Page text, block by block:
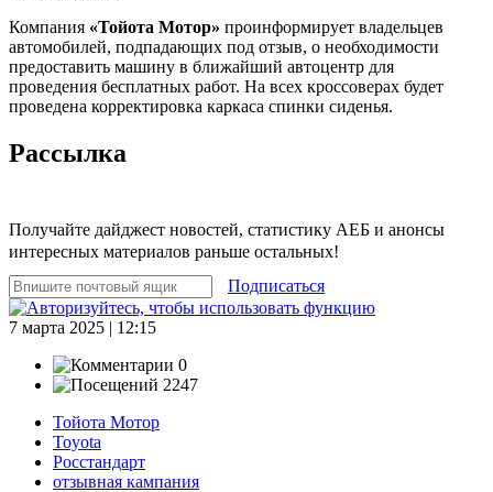
Компания «Тойота Мотор» проинформирует владельцев
автомобилей, подпадающих под отзыв, о необходимости
предоставить машину в ближайший автоцентр для
проведения бесплатных работ. На всех кроссоверах будет
проведена корректировка каркаса спинки сиденья.
Рассылка
Получайте дайджест новостей, статистику АЕБ и анонсы
интересных материалов раньше остальных!
Подписаться
7 марта 2025 | 12:15
0
2247
Тойота Мотор
Toyota
Росстандарт
отзывная кампания